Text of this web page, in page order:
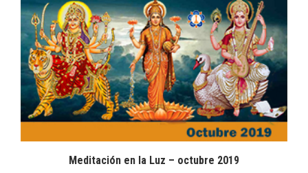
Meditación en la Luz – octubre 2019